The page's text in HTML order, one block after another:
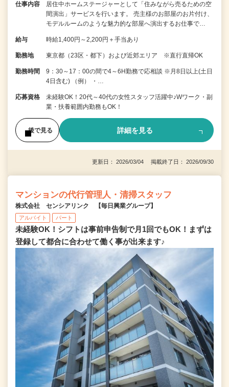
仕事内容
居住中ホームステージャーとして「住みながら売るための空
間演出」サービスを行います。 売主様のお部屋のお片付け、
モデルルームのような魅力的な部屋へ演出するお仕事で…
給与 時給1,400円～2,200円＋手当あり
勤務地 東京都（23区・都下）および近郊エリア ※直行直帰OK
勤務時間
9：30～17：00の間で4～6H勤務で応相談 ※月8日以上(土日
4日含む) （例） ・…
応募資格
未経験OK！20代～40代の女性スタッフ活躍中♪Wワーク・副
業・扶養範囲内勤務もOK！
後で見る 詳細を見る
更新日： 2026/03/04 掲載終了日： 2026/09/30
マンションの代行管理人・清掃スタッフ
株式会社 センシアリンク 【毎日興業グループ】
アルバイト パート
未経験OK！シフトは事前申告制で月1回でもOK！まずは
登録して都合に合わせて働く事が出来ます♪